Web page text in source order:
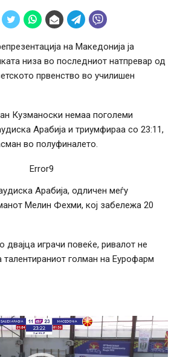
на Македонија ја
низа во последниот натпревар од
првенство во училишен
Кузманоски немаа поголеми
Арабија и триумфираа со 23:11,
во полуфиналето.
Error9
Арабија, одличен меѓу
Мелин Фехми, кој забележа 20
двајца играчи повеќе, ривалот не
голман на Еурофарм